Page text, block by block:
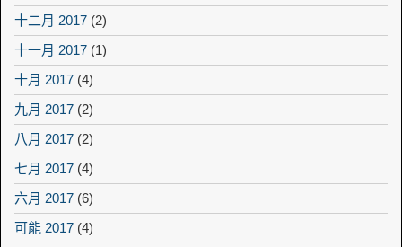
十二月 2017 (2)
十一月 2017 (1)
十月 2017 (4)
九月 2017 (2)
八月 2017 (2)
七月 2017 (4)
六月 2017 (6)
可能 2017 (4)